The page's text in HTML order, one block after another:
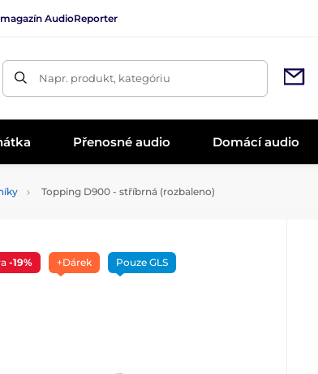
magazín AudioReporter
Napr. produkt, kategóriu
Přenosné audio Domácí audio
Topping D900 - stříbrná (rozbaleno)
-19% +Dárek Pouze GLS